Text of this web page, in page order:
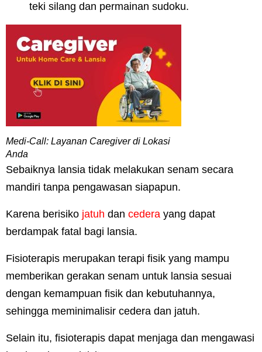
teki silang dan permainan sudoku.
Medi-Call: Layanan Caregiver di Lokasi
Anda
Sebaiknya lansia tidak melakukan senam secara
mandiri tanpa pengawasan siapapun.
Karena berisiko jatuh dan cedera yang dapat
berdampak fatal bagi lansia.
Fisioterapis merupakan terapi fisik yang mampu
memberikan gerakan senam untuk lansia sesuai
dengan kemampuan fisik dan kebutuhannya,
sehingga meminimalisir cedera dan jatuh.
Selain itu, fisioterapis dapat menjaga dan mengawasi